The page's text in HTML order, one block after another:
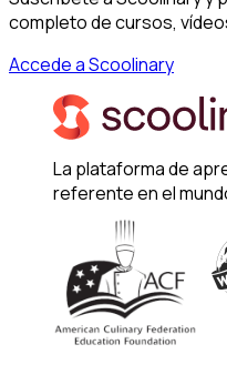
completo de cursos,
Accede a Scoolinary
La plataforma de
referente en el